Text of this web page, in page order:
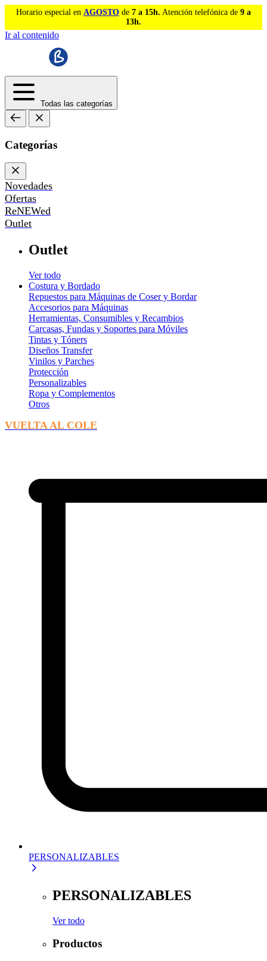
Horario especial en AGOSTO de 7 a 15h. Atención telefónica de 9 a
13h.
Ir al contenido
Todas las categorías
Categorías
Novedades
Ofertas
ReNEWed
Outlet
Outlet
Ver todo
Costura y Bordado
Repuestos para Máquinas de Coser y Bordar
Accesorios para Máquinas
Herramientas, Consumibles y Recambios
Carcasas, Fundas y Soportes para Móviles
Tintas y Tóners
Diseños Transfer
Vinilos y Parches
Protección
Personalizables
Ropa y Complementos
Otros
VUELTA AL COLE
PERSONALIZABLES
PERSONALIZABLES
Ver todo
Productos